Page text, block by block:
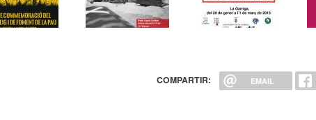
COMPARTIR: EMAIL